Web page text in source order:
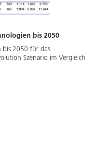
bis 2050
bis 2050 für das
Szenario im Vergleich